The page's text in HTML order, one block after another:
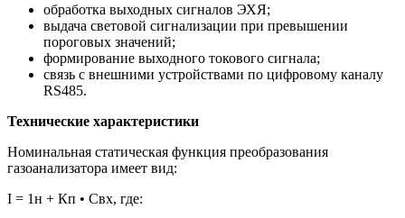
обработка выходных сигналов ЭХЯ;
выдача световой сигнализации при превышении
пороговых значений;
формирование выходного токового сигнала;
связь с внешними устройствами по цифровому каналу
RS485.
Технические характеристики
Номинальная статическая функция преобразования
газоанализатора имеет вид:
I = 1н + Кп • Свх, где: